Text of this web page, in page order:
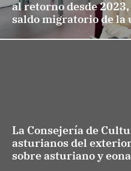
al retorno desde
saldo migratorio de la
La Consejería de
asturianos del
sobre asturiano y